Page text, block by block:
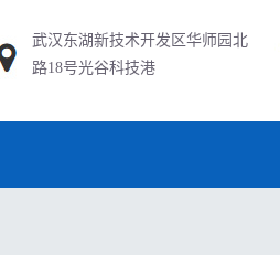
武汉东湖新技术开发区华师园北
路18号光谷科技港